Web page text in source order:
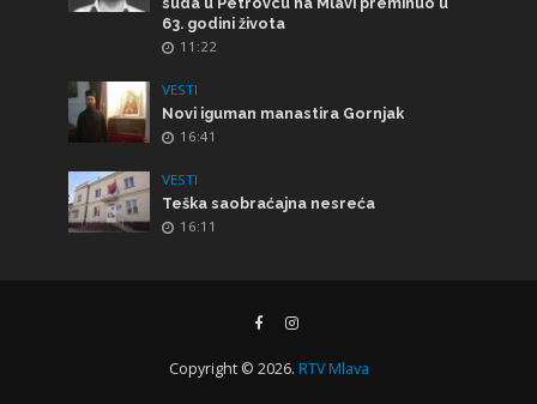
63. godini života
11:22
VESTI
Novi iguman manastira Gornjak
16:41
VESTI
Teška saobraćajna nesreća
16:11
Copyright © 2026. RTV Mlava